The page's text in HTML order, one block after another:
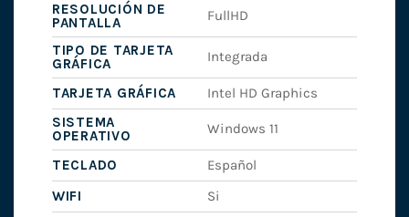
RESOLUCIÓN DE
PANTALLA
FullHD
TIPO DE TARJETA
GRÁFICA
Integrada
TARJETA GRÁFICA
Intel HD Graphics
SISTEMA
OPERATIVO
Windows 11
TECLADO
Español
WIFI
Si